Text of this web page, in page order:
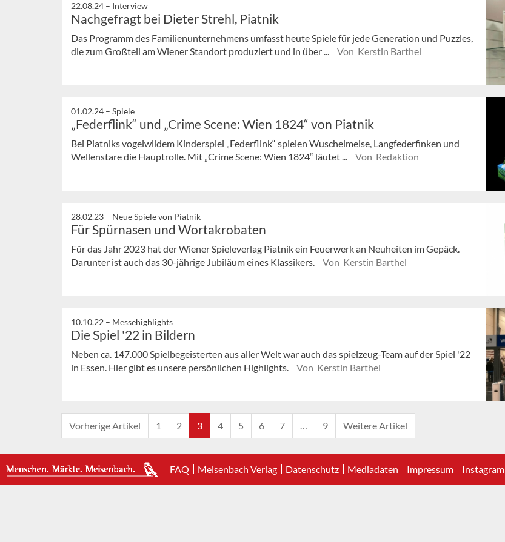
22.08.24 – Interview
Nachgefragt bei Dieter Strehl, Piatnik
Das Programm des Familienunternehmens umfasst heute Spiele für jede Generation und Puzzles,
die zum Großteil am Wiener Standort produziert und in über ...
Von Kerstin Barthel
01.02.24 – Spiele
„Federflink“ und „Crime Scene: Wien 1824“ von Piatnik
Bei Piatniks vogelwildem Kinderspiel „Federflink“ spielen Wuschelmeise, Langfederfinken und
Wellenstare die Hauptrolle. Mit „Crime Scene: Wien 1824“ läutet ...
Von Redaktion
28.02.23 – Neue Spiele von Piatnik
Für Spürnasen und Wortakrobaten
Für das Jahr 2023 hat der Wiener Spieleverlag Piatnik ein Feuerwerk an Neuheiten im Gepäck.
Darunter ist auch das 30-jährige Jubiläum eines Klassikers.
Von Kerstin Barthel
10.10.22 – Messehighlights
Die Spiel '22 in Bildern
Neben ca. 147.000 Spielbegeisterten aus aller Welt war auch das spielzeug-Team auf der Spiel '22
in Essen. Hier gibt es unsere persönlichen Highlights.
Von Kerstin Barthel
Vorherige Artikel 1 2 3 4 5 6 7 … 9 Weitere Artikel
FAQ Meisenbach Verlag Datenschutz Mediadaten Impressum Instagram